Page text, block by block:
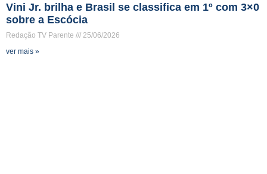
Vini Jr. brilha e Brasil se classifica em 1º com 3×0
sobre a Escócia
Redação TV Parente
25/06/2026
ver mais »